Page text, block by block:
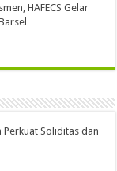
HAFECS Gelar
Perkuat Soliditas dan